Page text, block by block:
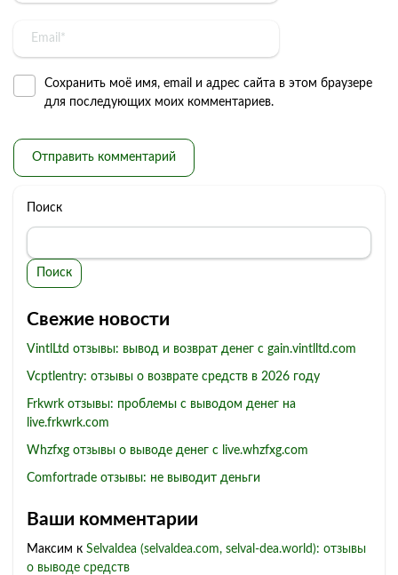
Сохранить моё имя, email и адрес сайта в этом браузере
для последующих моих комментариев.
Поиск
Поиск
Свежие новости
VintlLtd отзывы: вывод и возврат денег с gain.vintlltd.com
Vcptlentry: отзывы о возврате средств в 2026 году
Frkwrk отзывы: проблемы с выводом денег на
live.frkwrk.com
Whzfxg отзывы о выводе денег с live.whzfxg.com
Comfortrade отзывы: не выводит деньги
Ваши комментарии
Максим к Selvaldea (selvaldea.com, selval-dea.world): отзывы
о выводе средств